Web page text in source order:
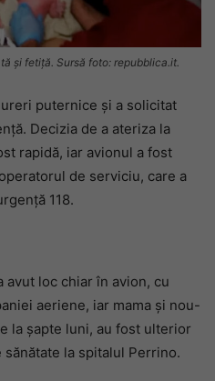
și fetiță. Sursă foto: repubblica.it.
puternice și a solicitat
Decizia de a ateriza la
rapidă, iar avionul a fost
de serviciu, care a
118.
avut loc chiar în avion, cu
aeriene, iar mama și nou-
la șapte luni, au fost ulterior
la spitalul Perrino.